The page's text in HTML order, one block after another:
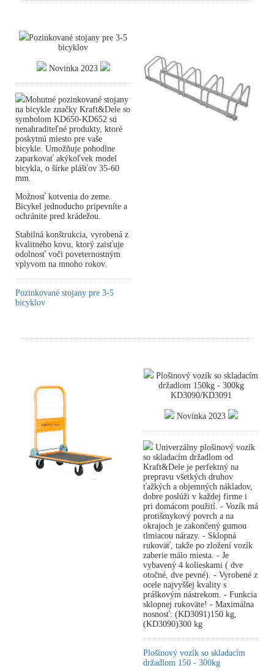
Pozinkované stojany pre 3-5
bicyklov
Novinka 2023
Mohutné pozinkované stojany
na bicykle značky Kraft&Dele so
symbolom KD650-KD652 sú
nenahraditeľné produkty, ktoré
poskytnú miesto pre vaše
bicykle. Umožňuje pohodlne
zaparkovať akýkoľvek model
bicykla, o šírke plášťov 35-60
mm.
Možnosť kotvenia do zeme.
Bicykel jednoducho pripevníte a
ochránite pred krádežou.
Stabilná konštrukcia, vyrobená z
kvalitného kovu, ktorý zaisťuje
odolnosť voči poveternostným
vplyvom na mnoho rokov.
Pozinkované stojany pre 3-5
bicyklov
Plošinový vozík so skladacím
držadlom 150kg - 300kg
KD3090/KD3091
Novinka 2023
Univerzálny plošinový vozík
so skladacím držadlom od
Kraft&Dele je perfektný na
prepravu všetkých druhov
ťažkých a objemných nákladov,
dobre poslúži v každej firme i
pri domácom použití. - Vozík má
protišmykový povrch a na
okrajoch je zakončený gumou
tlmiacou nárazy. - Sklopná
rukoväť, takže po zložení vozík
zaberie málo miesta. - Je
vybavený 4 kolieskami ( dve
otočné, dve pevné). - Vyrobené z
ocele najvyššej kvality s
práškovým nástrekom. - Funkcia
sklopnej rukoväte! - Maximálna
nosnosť: (KD3091)150 kg,
(KD3090)300 kg
Plošinový vozík so skladacím
držadlom 150 - 300kg